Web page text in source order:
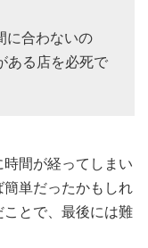
に合わないの
ある店を必死で
間が経ってしまい
単だったかもしれ
とで、最後には難